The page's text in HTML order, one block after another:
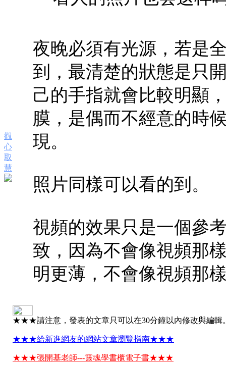
觀
心
取
慧
夜晚必須有光源，若是
到，最清楚的狀態是只
己的手指就會比較明顯
膜，是偶而不經意的時
現。
照片同樣可以看的到。
視頻的效果只是一個參
致，因為不會像視頻那
明更薄，不會像視頻那
★★★請注意，發表的文章只可以在30分鐘以內修改與編
★★★給新進網友的網站文章瀏覽指南★★★
★★★張開基老師---靈魂學書櫃電子書★★★